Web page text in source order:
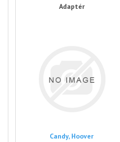
Adaptér
Candy, Hoover